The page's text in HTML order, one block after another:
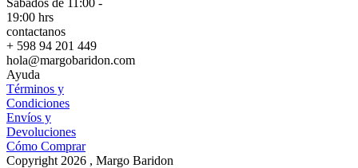
Sábados de 11:00 -
19:00 hrs
contactanos
+ 598 94 201 449
hola@margobaridon.com
Ayuda
Términos y
Condiciones
Envíos y
Devoluciones
Cómo Comprar
Copyright 2026 , Margo Baridon